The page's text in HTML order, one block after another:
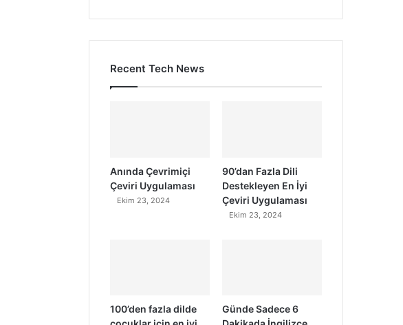
Recent Tech News
Anında Çevrimiçi
Çeviri Uygulaması
Ekim 23, 2024
90’dan Fazla Dili
Destekleyen En İyi
Çeviri Uygulaması
Ekim 23, 2024
100’den fazla dilde
Günde Sadece 6